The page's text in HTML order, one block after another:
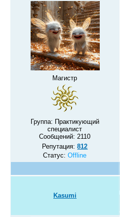
Магистр
Группа: Практикующий
специалист
Сообщений: 2110
Репутация:812
Статус:Offline
Kasumi